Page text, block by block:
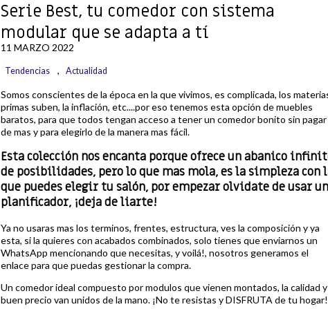
Serie Best, tu comedor con sistema
modular que se adapta a tí
11 MARZO 2022
Tendencias , Actualidad
Somos conscientes de la época en la que vivimos, es complicada, los
primas suben, la inflación, etc....por eso tenemos esta opción de muebles
baratos, para que todos tengan acceso a tener un comedor bonito sin pagar
de mas y para elegirlo de la manera mas fácil.
Esta colección nos encanta porque ofrece un abanico
de posibilidades, pero lo que mas mola, es la simpleza con
que puedes elegir tu salón, por empezar olvidate de usar un
planificador, ¡deja de liarte!
Ya no usaras mas los terminos, frentes, estructura, ves la composición y ya
esta, si la quieres con acabados combinados, solo tienes que enviarnos un
WhatsApp mencionando que necesitas, y voilá!, nosotros generamos el
enlace para que puedas gestionar la compra.
Un comedor ideal compuesto por modulos que vienen montados, la calidad
buen precio van unidos de la mano. ¡No te resistas y DISFRUTA de tu hogar!